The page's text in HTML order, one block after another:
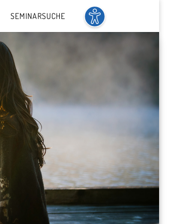
SEMINARSUCHE